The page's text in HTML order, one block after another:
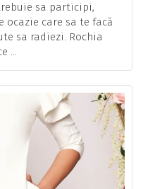
sa participi,
ocazie care sa te facă
sa radiezi. Rochia
...